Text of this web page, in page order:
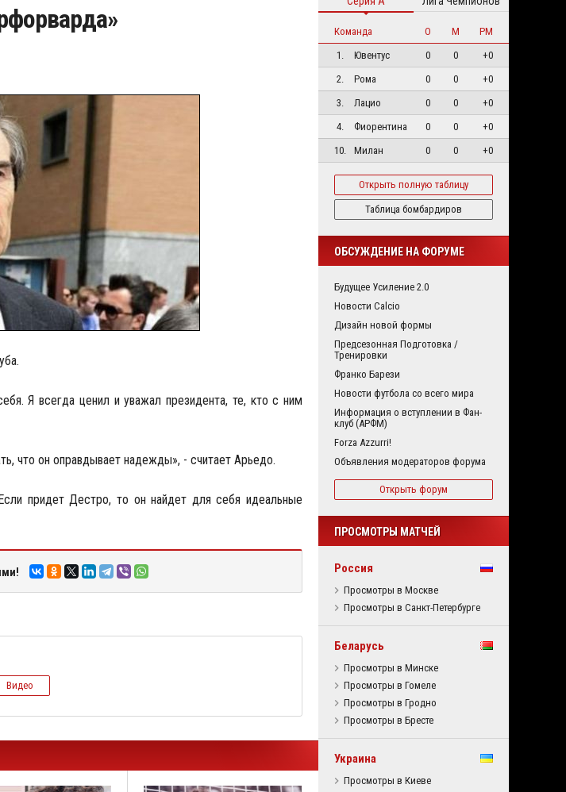
Я всегда ценил и уважал президента, те, кто с ним
что он оправдывает надежды», - считает Арьедо.
придет Дестро, то он найдет для себя идеальные
Видео
Команда О М
РМ
1.
Ювентус 0 0
+0
2.
Рома 0 0
+0
3.
Лацио 0 0
+0
4.
Фиорентина 0 0
+0
10.
Милан 0 0 +0
Открыть полную таблицу
Таблица бомбардиров
ОБСУЖДЕНИЕ НА ФОРУМЕ
Будущее Усиление 2.0
Новости Calcio
Дизайн новой формы
Предсезонная Подготовка /
Тренировки
Франко Барези
Новости футбола со всего мира
Информация о вступлении в Фан-
клуб (АРФМ)
Forza Azzurri!
Объявления модераторов форума
Открыть форум
ПРОСМОТРЫ МАТЧЕЙ
Россия
Просмотры в Москве
Просмотры в Санкт-Петербурге
Беларусь
Просмотры в Минске
Просмотры в Гомеле
Просмотры в Гродно
Просмотры в Бресте
Украина
Просмотры в Киеве